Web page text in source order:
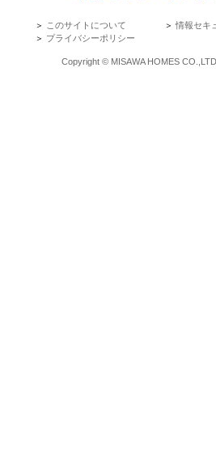
＞ このサイトについて ＞情報セキ
＞ プライバシーポリシー
Copyright © MISAWA HOMES